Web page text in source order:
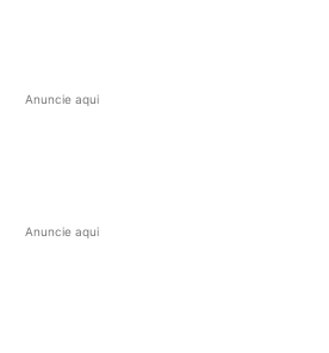
Anuncie aqui
Anuncie aqui